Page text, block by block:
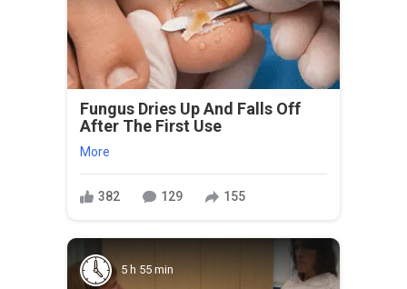
Fungus Dries Up And Falls Off
After The First Use
More
382 129 155
5 h 55 min